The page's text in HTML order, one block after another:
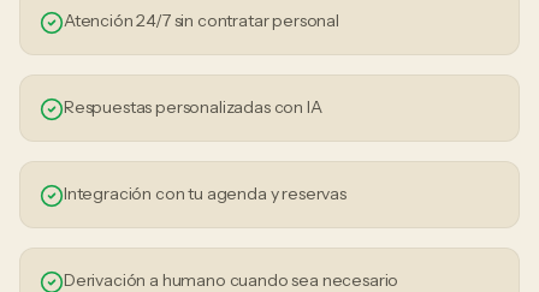
Atención 24/7 sin contratar personal
Respuestas personalizadas con IA
Integración con tu agenda y reservas
Derivación a humano cuando sea necesario